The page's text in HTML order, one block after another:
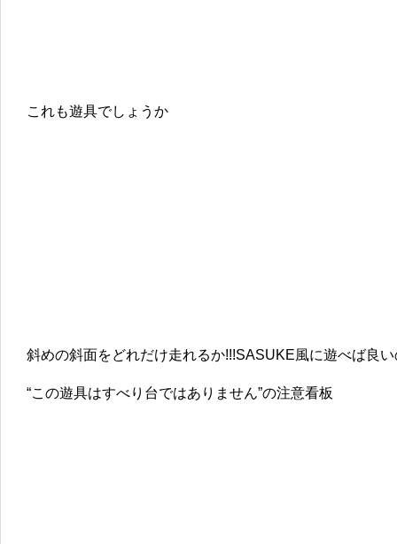
これも遊具でしょうか
斜めの斜面をどれだけ走れるか!!!SASUKE風に遊べば良
“この遊具はすべり台ではありません”の注意看板